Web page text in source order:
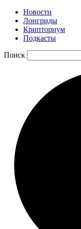
Новости
Лонгриды
Крипториум
Подкасты
Поиск